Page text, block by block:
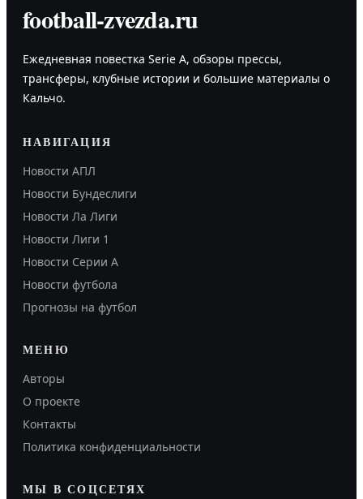
football-zvezda.ru
Ежедневная повестка Serie A, обзоры прессы,
трансферы, клубные истории и большие материалы о
Кальчо.
НАВИГАЦИЯ
Новости АПЛ
Новости Бундеслиги
Новости Ла Лиги
Новости Лиги 1
Новости Серии А
Новости футбола
Прогнозы на футбол
МЕНЮ
Авторы
О проекте
Контакты
Политика конфиденциальности
МЫ В СОЦСЕТЯХ